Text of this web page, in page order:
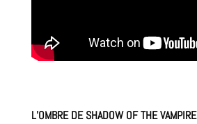
L’OMBRE DE SHADOW OF THE VAMPIRE